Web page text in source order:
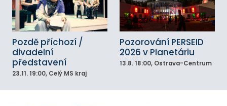
Pozdě příchozí /
divadelní
představení
23.11. 19:00, Celý MS kraj
Pozorování PERSEID
2026 v Planetáriu
13.8. 18:00, Ostrava-Centrum